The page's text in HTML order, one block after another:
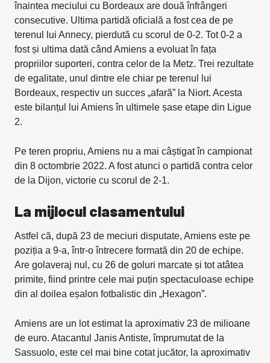
înaintea meciului cu Bordeaux are două înfrângeri
consecutive. Ultima partidă oficială a fost cea de pe
terenul lui Annecy, pierdută cu scorul de 0-2. Tot 0-2 a
fost și ultima dată când Amiens a evoluat în fața
propriilor suporteri, contra celor de la Metz. Trei rezultate
de egalitate, unul dintre ele chiar pe terenul lui
Bordeaux, respectiv un succes „afară” la Niort. Acesta
este bilanțul lui Amiens în ultimele șase etape din Ligue
2.
Pe teren propriu, Amiens nu a mai câștigat în campionat
din 8 octombrie 2022. A fost atunci o partidă contra celor
de la Dijon, victorie cu scorul de 2-1.
La mijlocul clasamentului
Astfel că, după 23 de meciuri disputate, Amiens este pe
poziția a 9-a, într-o întrecere formată din 20 de echipe.
Are golaveraj nul, cu 26 de goluri marcate și tot atâtea
primite, fiind printre cele mai puțin spectaculoase echipe
din al doilea eșalon fotbalistic din „Hexagon”.
Amiens are un lot estimat la aproximativ 23 de milioane
de euro. Atacantul Janis Antiste, împrumutat de la
Sassuolo, este cel mai bine cotat jucător, la aproximativ